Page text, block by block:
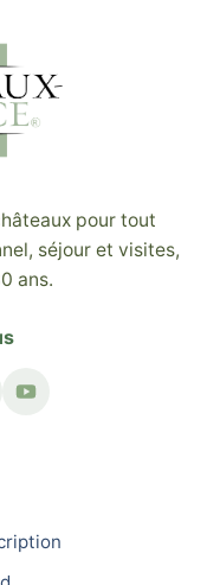
pour tout
séjour et visites,
ans.